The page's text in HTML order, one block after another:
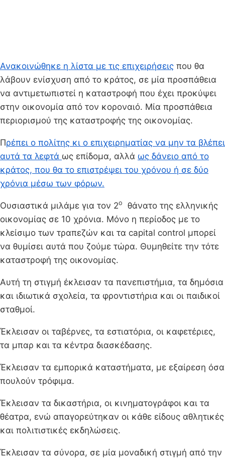
Ανακοινώθηκε η λίστα με τις επιχειρήσεις που θα
λάβουν ενίσχυση από το κράτος, σε μία προσπάθεια
να αντιμετωπιστεί η καταστροφή που έχει προκύψει
στην οικονομία από τον κοροναιό. Μία προσπάθεια
περιορισμού της καταστροφής της οικονομίας.
Πρέπει ο πολίτης κι ο επιχειρηματίας να μην τα βλέπει
αυτά τα λεφτά ως επίδομα, αλλά ως δάνειο από το
κράτος, που θα το επιστρέψει του χρόνου ή σε δύο
χρόνια μέσω των φόρων.
Ουσιαστικά μιλάμε για τον 2ο
θάνατο της ελληνικής
οικονομίας σε 10 χρόνια. Μόνο η περίοδος με το
κλείσιμο των τραπεζών και τα capital control μπορεί
να θυμίσει αυτά που ζούμε τώρα. Θυμηθείτε την τότε
καταστροφή της οικονομίας.
Αυτή τη στιγμή έκλεισαν τα πανεπιστήμια, τα δημόσια
και ιδιωτικά σχολεία, τα φροντιστήρια και οι παιδικοί
σταθμοί.
Έκλεισαν οι ταβέρνες, τα εστιατόρια, οι καφετέριες,
τα μπαρ και τα κέντρα διασκέδασης.
Έκλεισαν τα εμπορικά καταστήματα, με εξαίρεση όσα
πουλούν τρόφιμα.
Έκλεισαν τα δικαστήρια, οι κινηματογράφοι και τα
θέατρα, ενώ απαγορεύτηκαν οι κάθε είδους αθλητικές
και πολιτιστικές εκδηλώσεις.
Έκλεισαν τα σύνορα, σε μία μοναδική στιγμή από την